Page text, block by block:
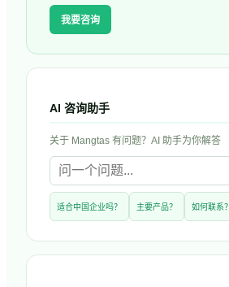
我要咨询
AI 咨询助手
关于 Mangtas 有问题？AI 助手为你解答
适合中国企业吗？ 主要产品？ 如何联系？